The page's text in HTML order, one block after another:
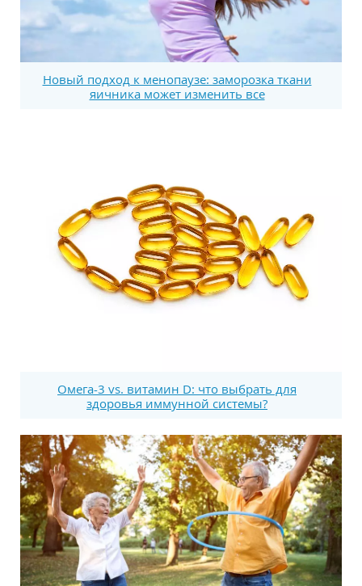
Новый подход к менопаузе: заморозка ткани
яичника может изменить все
Омега-3 vs. витамин D: что выбрать для
здоровья иммунной системы?